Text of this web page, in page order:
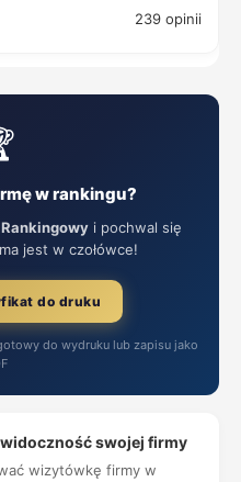
239 opinii
w rankingu?
i pochwal się
jest w czołówce!
do druku
do wydruku lub zapisu jako
widoczność swojej firmy
wizytówkę firmy w